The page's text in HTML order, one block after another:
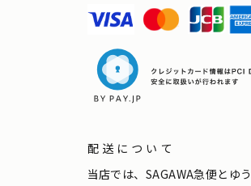
配送について
当店では、SAGAWA急便とゆ